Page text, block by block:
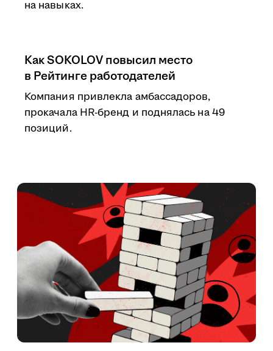
на навыках.
Как SOKOLOV повысил место
в Рейтинге работодателей
Компания привлекла амбассадоров,
прокачала HR-бренд и поднялась на 49
позиций.